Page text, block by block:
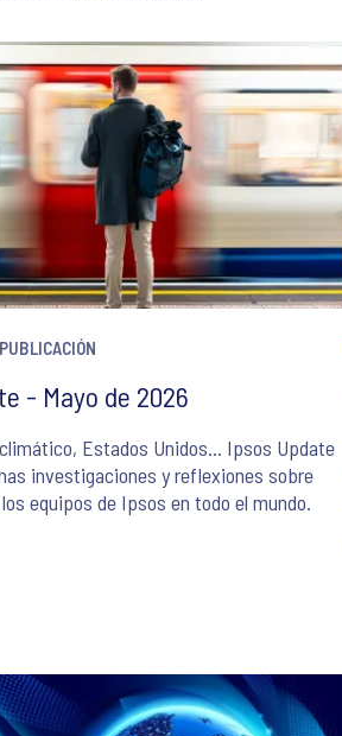
PUBLICACIÓN
- Mayo de 2026
Estados Unidos… Ipsos Update
investigaciones y reflexiones sobre
equipos de Ipsos en todo el mundo.